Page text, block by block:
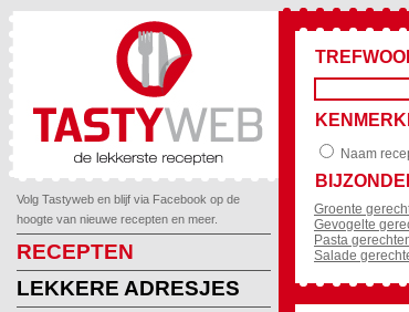
Volg Tastyweb en blijf via Facebook op de
hoogte van nieuwe recepten en meer.
RECEPTEN
LEKKERE ADRESJES
Naam
Groente
Gevogelte
Pasta
Salade